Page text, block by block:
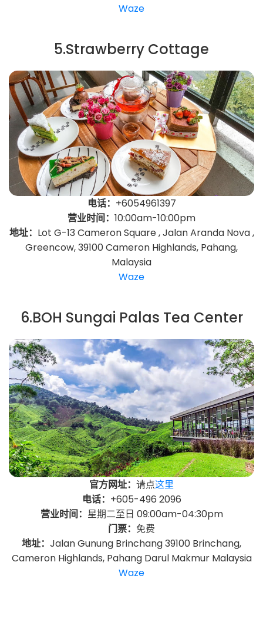
Waze
5.Strawberry Cottage
电话： +6054961397
营业时间： 10:00am-10:00pm
地址： Lot G-13 Cameron Square , Jalan Aranda Nova ,
Greencow, 39100 Cameron Highlands, Pahang,
Malaysia
Waze
6.BOH Sungai Palas Tea Center
官方网址： 请点这里
电话： +605-496 2096
营业时间： 星期二至日 09:00am-04:30pm
门票： 免费
地址： Jalan Gunung Brinchang 39100 Brinchang,
Cameron Highlands, Pahang Darul Makmur Malaysia
Waze